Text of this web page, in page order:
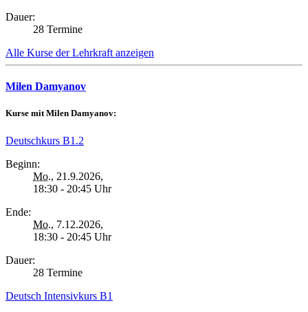
Dauer:
28 Termine
Alle Kurse der Lehrkraft anzeigen
Milen Damyanov
Kurse mit Milen Damyanov:
Deutschkurs B1.2
Beginn:
Mo., 21.9.2026,
18:30 - 20:45 Uhr
Ende:
Mo., 7.12.2026,
18:30 - 20:45 Uhr
Dauer:
28 Termine
Deutsch Intensivkurs B1